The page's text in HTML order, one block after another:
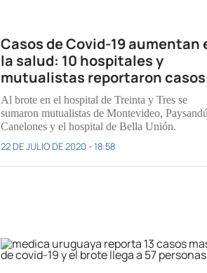
Casos de Covid-19 aumentan
la salud: 10 hospitales y
mutualistas reportaron casos
Al brote en el hospital de Treinta y Tres se
sumaron mutualistas de Montevideo,
Canelones y el hospital de Bella Unión.
22 DE JULIO DE 2020 - 18:58